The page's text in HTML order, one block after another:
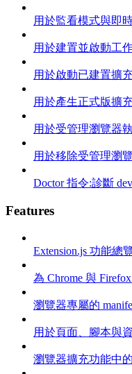
用於監看模式與即
用於建置並啟動工
用於啟動已建置擴
用於產生正式版擴
用於受管理瀏覽器
用於移除受管理瀏
Doctor 指令:診斷
Features
Extension.js 功能總
為 Chrome 與
瀏覽器專屬的
用於頁面、腳本與
瀏覽器擴充功能中